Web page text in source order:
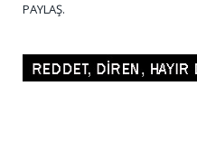
PAYLAŞ.